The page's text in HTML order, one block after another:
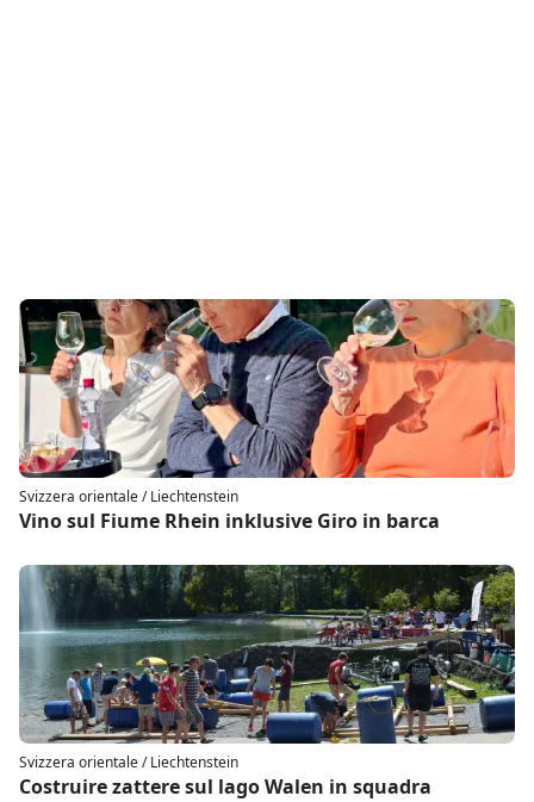
Svizzera orientale / Liechtenstein
Vino sul Fiume Rhein inklusive Giro in barca
Svizzera orientale / Liechtenstein
Costruire zattere sul lago Walen in squadra